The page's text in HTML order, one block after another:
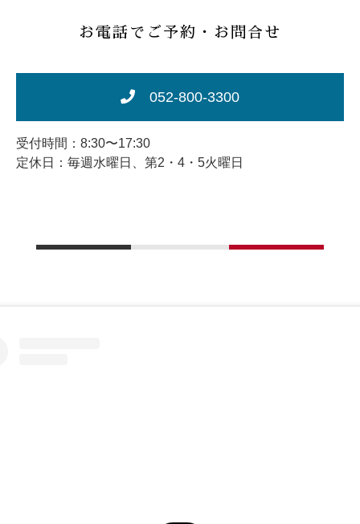
お電話でご予約・お問合せ
052-800-3300
受付時間：8:30〜17:30
定休日：毎週水曜日、第2・4・5火曜日